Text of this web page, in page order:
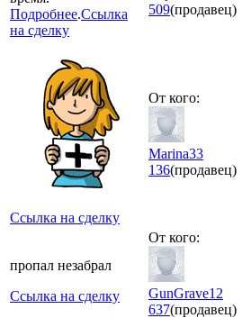
Подробнее.Ссылка
на сделку
509(продавец)
Ссылка на сделку
От кого:
Marina33
136(продавец)
пропал незабрал
Ссылка на сделку
От кого:
GunGrave12
637(продавец)